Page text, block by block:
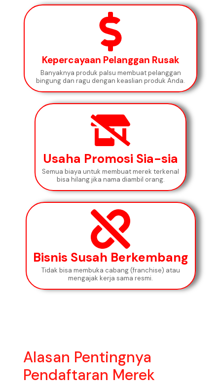
Kepercayaan Pelanggan Rusak
Banyaknya produk palsu membuat pelanggan
bingung dan ragu dengan keaslian produk Anda.
Usaha Promosi Sia-sia
Semua biaya untuk membuat merek terkenal
bisa hilang jika nama diambil orang.
Bisnis Susah Berkembang
Tidak bisa membuka cabang (franchise) atau
mengajak kerja sama resmi.
Alasan Pentingnya
Pendaftaran Merek